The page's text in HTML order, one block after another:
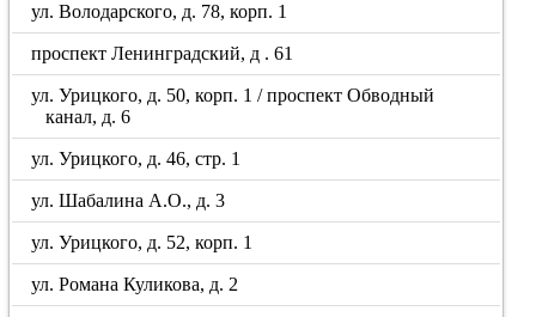
ул. Володарского, д. 78, корп. 1
проспект Ленинградский, д . 61
ул. Урицкого, д. 50, корп. 1 / проспект Обводный
канал, д. 6
ул. Урицкого, д. 46, стр. 1
ул. Шабалина А.О., д. 3
ул. Урицкого, д. 52, корп. 1
ул. Романа Куликова, д. 2